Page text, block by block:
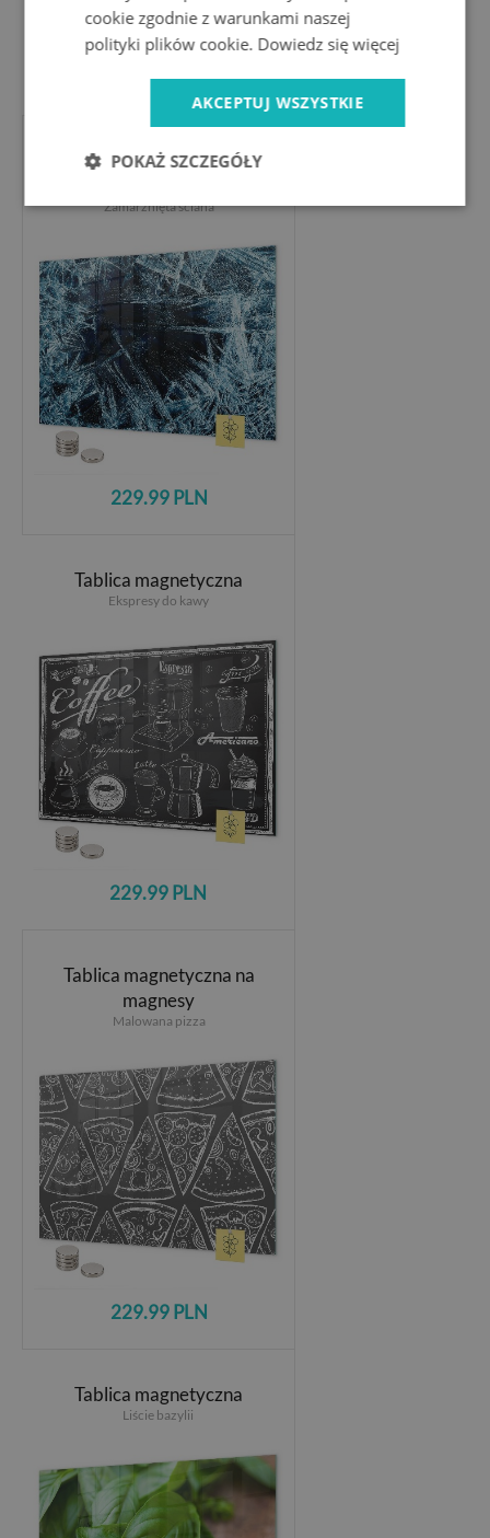
229.99 PLN
Tablica magnetyczna na
Zamarznięta ściana
229.99 PLN
Tablica magnetyczna
Ekspresy do kawy
229.99 PLN
Tablica magnetyczna na
magnesy
Malowana pizza
229.99 PLN
Tablica magnetyczna
Liście bazylii
cookie zgodnie z warunkami naszej
polityki plików cookie. Dowiedz się więcej
AKCEPTUJ WSZYSTKIE
POKAŻ SZCZEGÓŁY